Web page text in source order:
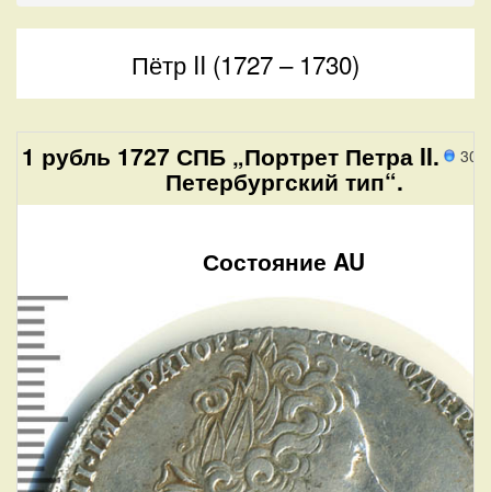
Пётр II (1727 – 1730)
30
1 рубль 1727 СПБ „Портрет Петра II.
Петербургский тип“.
Состояние AU